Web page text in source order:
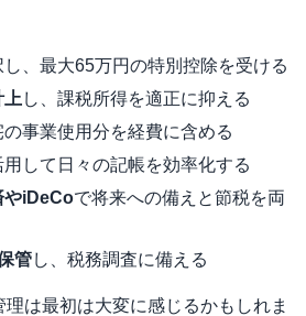
し、最大65万円の特別控除を受ける
上 し、課税所得を適正に抑える
の事業使用分を経費に含める
用して日々の記帳を効率化する
やiDeCoで将来への備えと節税を両
管し、税務調査に備える
は最初は大変に感じるかもしれま